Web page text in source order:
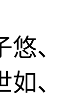
、
、